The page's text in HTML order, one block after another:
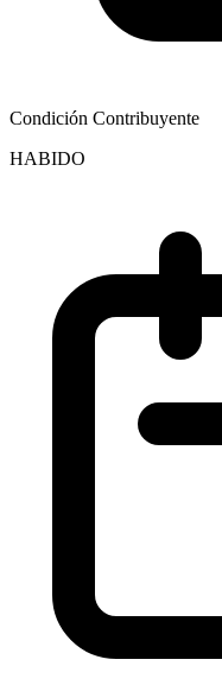
Condición Contribuyente
HABIDO